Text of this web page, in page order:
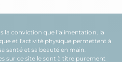
la conviction que l’alimentation , la
et l'activité physiquepermettent à
santéet sa beautéen main.
sur ce site le sont à titre purement